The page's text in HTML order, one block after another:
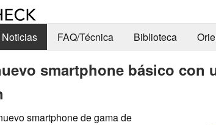
Noticias FAQ/Técnica Biblioteca
smartphone básico con
smartphone de gama de